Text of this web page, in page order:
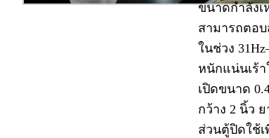
ขนาดกำลังเ
สามารถตอ
ในช่วง
หนักแน่นเร้
เปิดขนาด
กว้าง 2 นิ้ว ย
ส่วนตู้ปิดใช้เ